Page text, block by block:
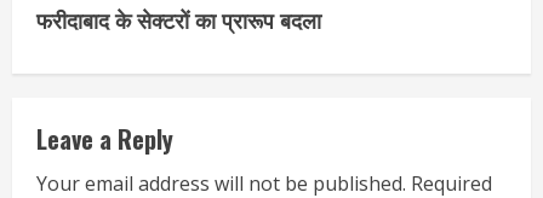
फरीदाबाद के सेक्टरों का प्रारूप बदला
Leave a Reply
Your email address will not be published. Required